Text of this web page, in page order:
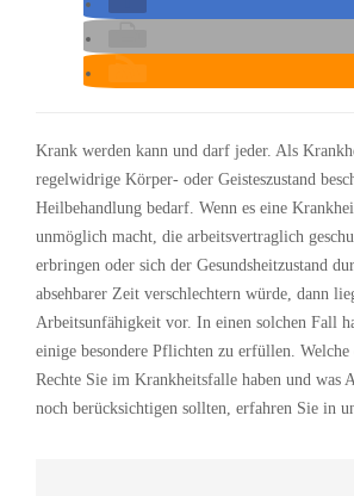
Krank werden kann und darf jeder. Als
regelwidrige Körper- oder Geisteszustand
Heilbehandlung bedarf. Wenn es eine
unmöglich macht, die arbeitsvertraglich
erbringen oder sich der Gesundsheitzustand
absehbarer Zeit verschlechtern würde, dann
Arbeitsunfähigkeit vor. In einen solchen Fall
einige besondere Pflichten zu erfüllen. Welche
Rechte Sie im Krankheitsfalle haben und was
noch berücksichtigen sollten, erfahren Sie in